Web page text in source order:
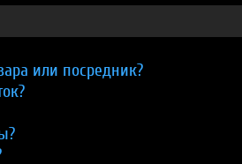
или посредник?